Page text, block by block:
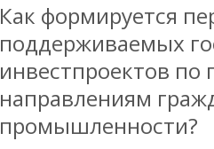
Как формируется
поддерживаемых
инвестпроектов
направлениям
промышленности?